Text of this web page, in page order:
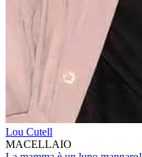
Lou Cutell
MACELLAIO